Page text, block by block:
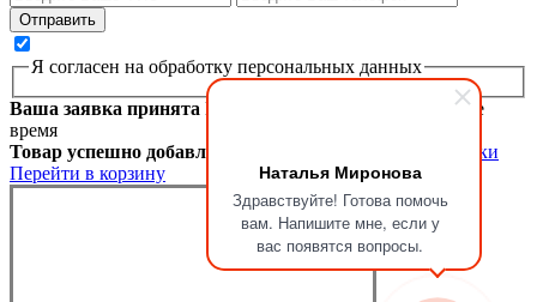
Наталья Миронова
Здравствуйте! Готова помочь
вам. Напишите мне, если у
вас появятся вопросы.
Я согласен на обработку персональных данных
Ваша заявка принята Мы перезвоним вам в ближайшее
время
Товар успешно добавлен в корзину
Продолжить покупки
Перейти в корзину